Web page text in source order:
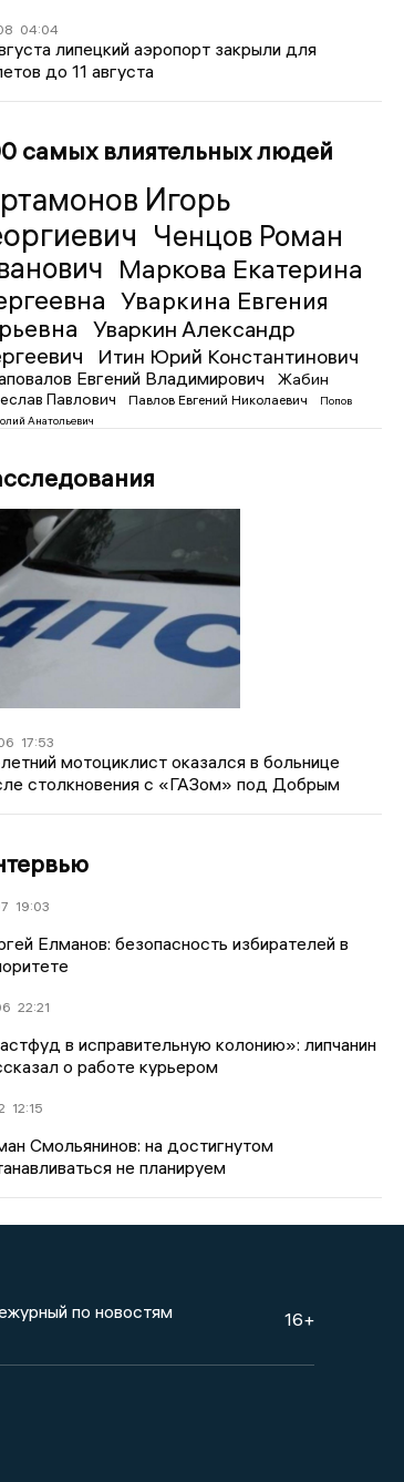
04:04
липецкий аэропорт закрыли для
до 11 августа
самых влиятельных людей
Игорь
Ченцов Роман
Маркова Екатерина
Уваркина Евгения
Уваркин Александр
Итин Юрий Константинович
Евгений Владимирович
Жабин
Павлович
Павлов Евгений Николаевич
Попов
Анатольевич
17:53
мотоциклист оказался в больнице
столкновения с «ГАЗом» под Добрым
19:03
Елманов: безопасность избирателей в
22:21
в исправительную колонию»: липчанин
о работе курьером
12:15
Смольянинов: на достигнутом
не планируем
по новостям 16+